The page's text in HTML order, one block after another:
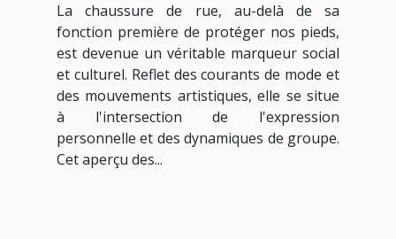
La chaussure de rue, au-delà de sa
fonction première de protéger nos pieds,
est devenue un véritable marqueur social
et culturel. Reflet des courants de mode et
des mouvements artistiques, elle se situe
à l'intersection de l'expression
personnelle et des dynamiques de groupe.
Cet aperçu des...